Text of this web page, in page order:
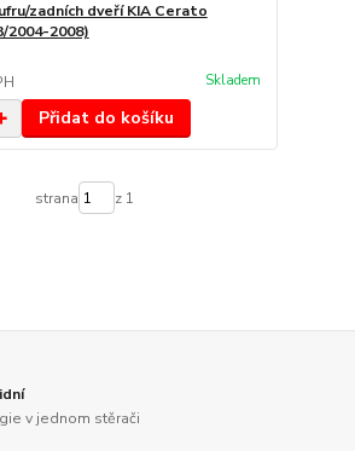
zadních dveří KIA Cerato
2004-2008)
Skladem
Přidat do košíku
strana z 1
v jednom stěrači